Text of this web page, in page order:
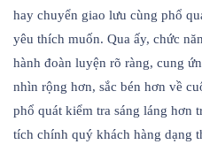
hay chuyển giao lưu cùng phổ
yêu thích muốn. Qua ấy, chức
hành đoàn luyện rõ ràng, cung
nhìn rộng hơn, sắc bén hơn về
phổ quát kiểm tra sáng láng hơn
tích chính quý khách hàng dạng